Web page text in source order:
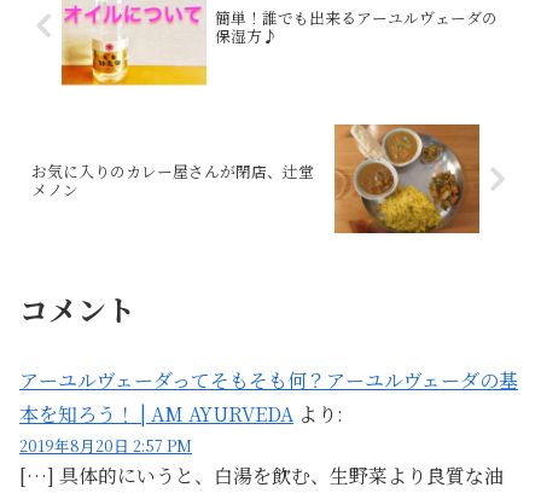
簡単！誰でも出来るアーユルヴェーダの
保湿方♪
お気に入りのカレー屋さんが閉店、辻堂
メノン
コメント
アーユルヴェーダってそもそも何？アーユルヴェーダの基
本を知ろう！ | AM AYURVEDA より:
2019年8月20日 2:57 PM
[…] 具体的にいうと、白湯を飲む、生野菜より良質な油